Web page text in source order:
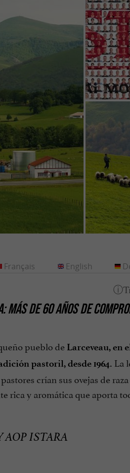
MÁS DE 60 AÑOS DE
pueblo de Larceveau, en
pastoril, desde 1964. La
crían sus ovejas de
rica y aromática que aporta
AOP ISTARA
Français English